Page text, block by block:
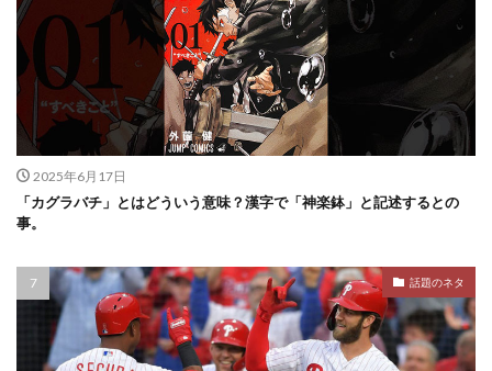
2025年6月17日
「カグラバチ」とはどういう意味？漢字で「神楽鉢」と記述するとの
事。
話題のネタ